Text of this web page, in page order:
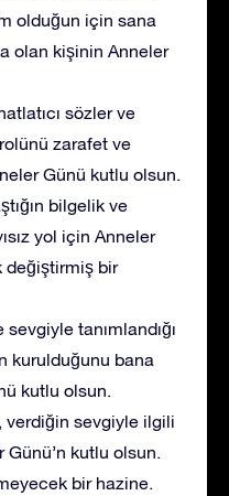
olduğun için sana
olan kişinin Anneler
sözler ve
zarafet ve
Günü kutlu olsun.
bilgelik ve
yol için Anneler
değiştirmiş bir
tanımlandığı
kurulduğunu bana
kutlu olsun.
sevgiyle ilgili
Günü’n kutlu olsun.
bir hazine.